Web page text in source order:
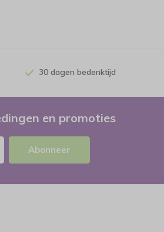
30 dagen bedenktijd
en promoties
Abonneer